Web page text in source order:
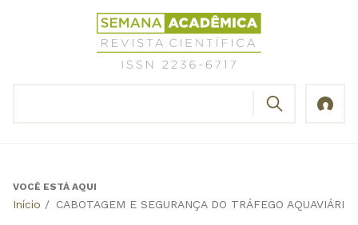
Revista
Científica
Semana
Back
VOCÊ ESTÁ AQUI
Início / CABOTAGEM E SEGURANÇA DO TRÁFEGO